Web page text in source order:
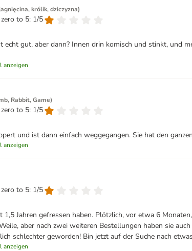
królik, dziczyzna)
to 5: 1/5
gut, aber dann? Innen drin komisch und stinkt, und
anzeigen
Rabbit, Game)
to 5: 1/5
und ist dann einfach weggegangen. Sie hat den
anzeigen
to 5: 1/5
1,5 Jahren gefressen haben. Plötzlich, vor etwa 6
aber nach zwei weiteren Bestellungen haben sie
schlechter geworden! Bin jetzt auf der Suche nach
anzeigen